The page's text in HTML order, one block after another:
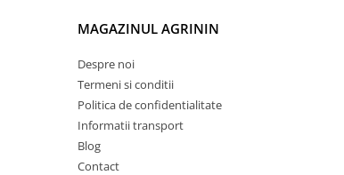
Feronerie si accesorii
Fierastraie manuale
Fire motocoasa
Flexuri si Polizoare
MAGAZINUL AGRININ
Despre noi
Termeni si conditii
Politica de confidentialitate
Informatii transport
Blog
Contact